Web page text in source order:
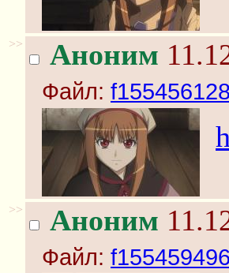
>> Аноним
Файл:
>> Аноним
Файл: